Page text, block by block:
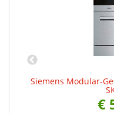
Siemens Modular-
€